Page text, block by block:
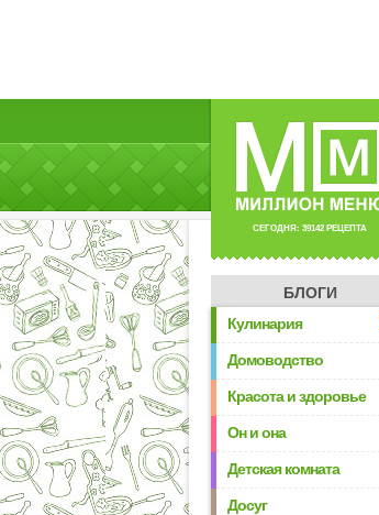
СЕГОДНЯ: 39142 РЕЦЕПТА
БЛОГИ
Кулинария
Домоводство
Красота и здоровье
Он и она
Детская комната
Досуг